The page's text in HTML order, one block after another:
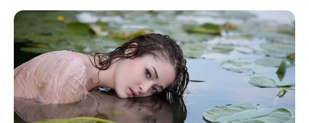
Перейти
вмісту
Groza-news.info